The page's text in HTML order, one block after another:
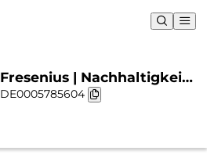
Fresenius | Nachhaltigkeit
& Chart
DE0005785604